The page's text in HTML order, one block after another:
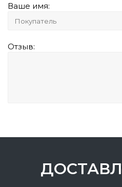
Ваше имя:
Отзыв: